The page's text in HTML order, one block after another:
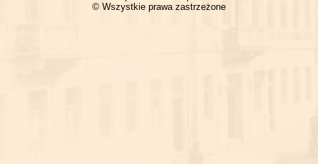
© Wszystkie prawa zastrzeżone